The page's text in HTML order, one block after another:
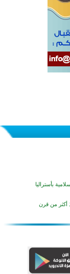
وموردوفيا هذا العام
في أزناكاييف
مميزة
وموردوفيا هذا العام